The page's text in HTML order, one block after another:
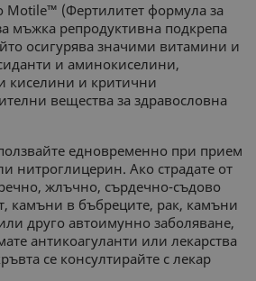
Motile™ (Фертилитет формула за
мъжка репродуктивна подкрепа
осигурява значими витамини и
и аминокиселини,
киселини и критични
вещества за здравословна
едновременно при прием
нитроглицерин. Ако страдате от
жлъчно, сърдечно-съдово
камъни в бъбреците, рак, камъни
друго автоимунно заболяване,
антикоагуланти или лекарства
се консултирайте с лекар